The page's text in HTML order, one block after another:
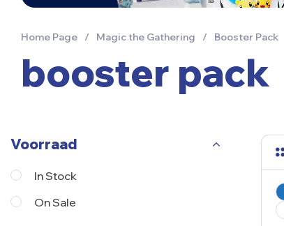
booster pack
Home Page / Magic the Gathering / Booster Pack
Voorraad
In Stock
On Sale